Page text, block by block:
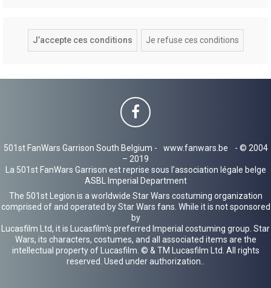
501st FanWars Garrison South Belgium - www.fanwars.be
- © 2004
– 2019
La 501st FanWars Garrison est reprise sous l'association légale belge
ASBL Imperial Department
The 501st Legion is a worldwide Star Wars costuming organization
comprised of and operated by Star Wars fans. While it is not sponsored
by
Lucasfilm Ltd, it is Lucasfilm's preferred Imperial costuming group. Star
Wars, its characters, costumes, and all associated items are the
intellectual property of Lucasfilm. © & TM Lucasfilm Ltd. All rights
reserved. Used under authorization..